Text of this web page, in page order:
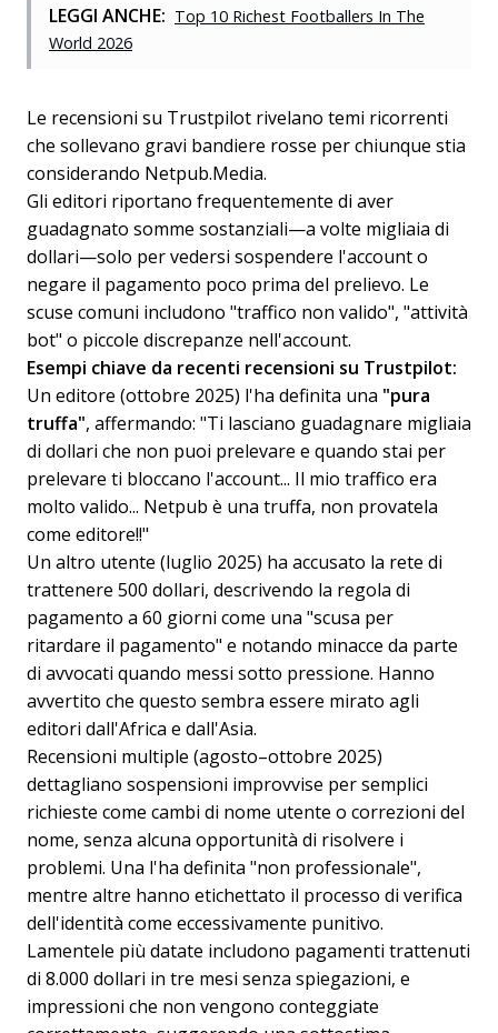
LEGGI ANCHE: Top 10 Richest Footballers In The
World 2026
Le recensioni su Trustpilot rivelano temi ricorrenti
che sollevano gravi bandiere rosse per chiunque stia
considerando Netpub.Media.
Gli editori riportano frequentemente di aver
guadagnato somme sostanziali—a volte migliaia di
dollari—solo per vedersi sospendere l'account o
negare il pagamento poco prima del prelievo. Le
scuse comuni includono "traffico non valido", "attività
bot" o piccole discrepanze nell'account.
Esempi chiave da recenti recensioni su Trustpilot:
Un editore (ottobre 2025) l'ha definita una "pura
truffa", affermando: "Ti lasciano guadagnare migliaia
di dollari che non puoi prelevare e quando stai per
prelevare ti bloccano l'account... Il mio traffico era
molto valido... Netpub è una truffa, non provatela
come editore!!"
Un altro utente (luglio 2025) ha accusato la rete di
trattenere 500 dollari, descrivendo la regola di
pagamento a 60 giorni come una "scusa per
ritardare il pagamento" e notando minacce da parte
di avvocati quando messi sotto pressione. Hanno
avvertito che questo sembra essere mirato agli
editori dall'Africa e dall'Asia.
Recensioni multiple (agosto–ottobre 2025)
dettagliano sospensioni improvvise per semplici
richieste come cambi di nome utente o correzioni del
nome, senza alcuna opportunità di risolvere i
problemi. Una l'ha definita "non professionale",
mentre altre hanno etichettato il processo di verifica
dell'identità come eccessivamente punitivo.
Lamentele più datate includono pagamenti trattenuti
di 8.000 dollari in tre mesi senza spiegazioni, e
impressioni che non vengono conteggiate